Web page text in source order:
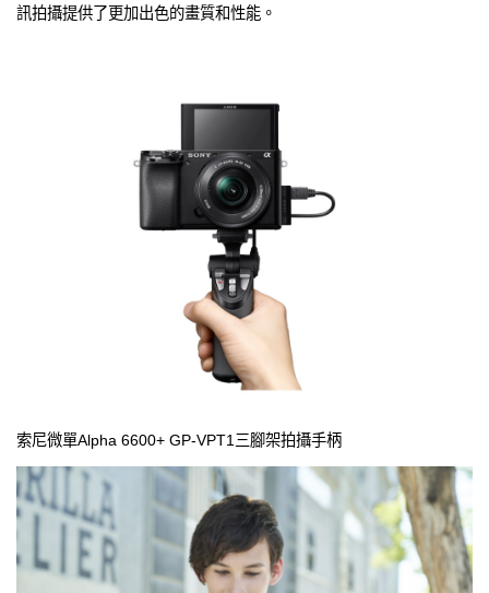
訊拍攝提供了更加出色的畫質和性能。
索尼微單Alpha 6600+ GP-VPT1三腳架拍攝手柄